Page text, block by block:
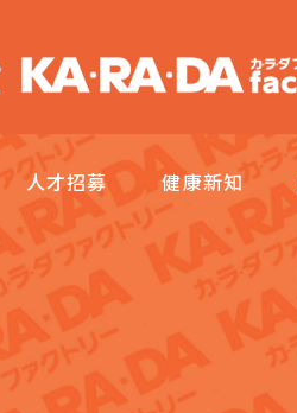
人才招募 健康新知